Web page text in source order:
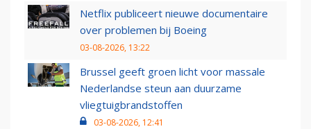
Netflix publiceert nieuwe documentaire
over problemen bij Boeing
03-08-2026, 13:22
Brussel geeft groen licht voor massale
Nederlandse steun aan duurzame
vliegtuigbrandstoffen
03-08-2026, 12:41